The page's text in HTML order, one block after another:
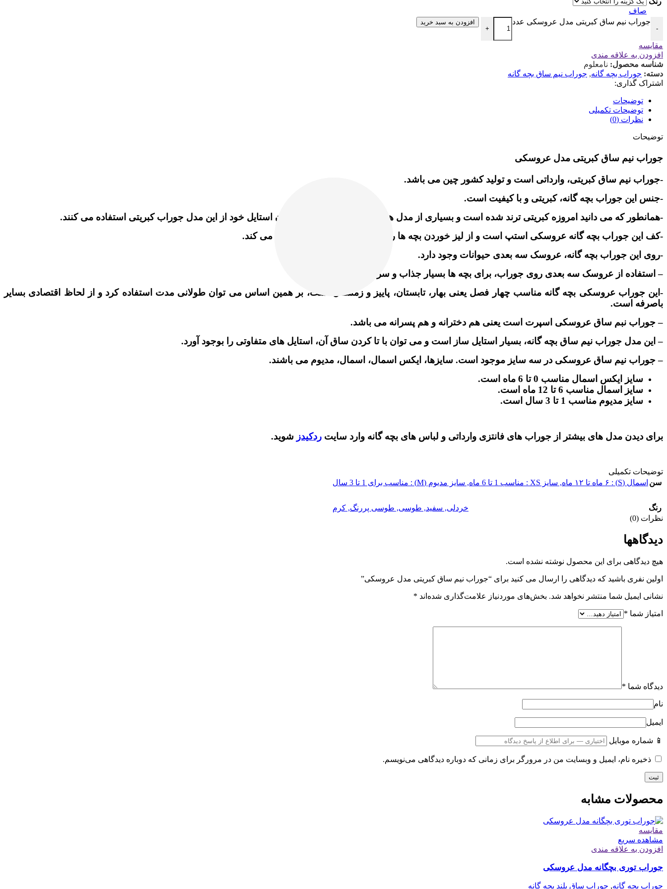
صاف
-
جوراب نیم ساق کبریتی مدل عروسکی عدد
+
افزودن به سبد خرید
مقایسه
افزودن به علاقه مندی
شناسه محصول: نامعلوم
دسته: جوراب بچه گانه, جوراب نیم ساق بچه گانه
اشتراک گذاری:
توضیحات
توضیحات تکمیلی
نظرات (0)
توضیحات
جوراب نیم ساق کبریتی مدل عروسکی
-جوراب نیم ساق کبریتی، وارداتی است و تولید کشور چین می باشد.
-جنس این جوراب بچه گانه، کبریتی و با کیفیت است.
-همانطور که می دانید امروزه کبریتی ترند شده است و بسیاری از مدل های کورک برای زیبا نشان دادن استایل خود از این مدل جوراب کبریتی استفاده می کنند.
-کف این جوراب بچه گانه عروسکی استپ است و از لیز خوردن بچه ها روی سرامیک و پارکت جلوگیری می کند.
-روی این جوراب بچه گانه، عروسک سه بعدی حیوانات وجود دارد.
– استفاده از عروسک سه بعدی روی جوراب، برای بچه ها بسیار جذاب و سرگرم کننده است.
-این جوراب عروسکی بچه گانه مناسب چهار فصل یعنی بهار، تابستان، پاییز و زمستان است، بر همین اساس می توان طولانی مدت استفاده کرد و از لحاظ اقتصادی بسایر
باصرفه است.
– جوراب نبم ساق عروسکی اسپرت است یعنی هم دخترانه و هم پسرانه می باشد.
– این مدل جوراب نیم ساق بچه گانه، بسیار استایل ساز است و می توان با تا کردن ساق آن، استایل های متفاوتی را بوجود آورد.
– جوراب نیم ساق عروسکی در سه سایز موجود است. سایزها، ایکس اسمال، اسمال، مدیوم می باشند.
سایز ایکس اسمال مناسب 0 تا 6 ماه است.
سایز اسمال مناسب 6 تا 12 ماه است.
سایز مدیوم مناسب 1 تا 3 سال است.
برای دیدن مدل های بیشتر از جوراب های فانتزی وارداتی و لباس های بچه گانه وارد سایت ردکیدز شوید.
توضیحات تکمیلی
سن اسمال (S) : ۶ ماه تا ۱۲ ماه , سایز XS : مناسب 1 تا 6 ماه , سایز مدیوم (M) : مناسب برای 1 تا 3 سال
رنگ خردلی, سفید, طوسی, طوسی پررنگ, کرم
نظرات (0)
دیدگاهها
هیچ دیدگاهی برای این محصول نوشته نشده است.
اولین نفری باشید که دیدگاهی را ارسال می کنید برای “جوراب نیم ساق کبریتی مدل عروسکی”
نشانی ایمیل شما منتشر نخواهد شد. بخش‌های موردنیاز علامت‌گذاری شده‌اند *
امتیاز شما *
دیدگاه شما *
نام
ایمیل
📱 شماره موبایل
ذخیره نام، ایمیل و وبسایت من در مرورگر برای زمانی که دوباره دیدگاهی می‌نویسم.
محصولات مشابه
مقایسه
مشاهده سریع
افزودن به علاقه مندی
جوراب توری بچگانه مدل عروسکی
جوراب بچه گانه, جوراب ساق بلند بچه گانه